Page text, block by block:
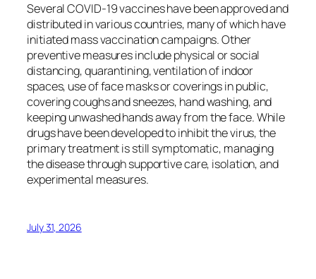
Several COVID-19 vaccines have been approved and
distributed in various countries, many of which have
initiated mass vaccination campaigns. Other
preventive measures include physical or social
distancing, quarantining, ventilation of indoor
spaces, use of face masks or coverings in public,
covering coughs and sneezes, hand washing, and
keeping unwashed hands away from the face. While
drugs have been developed to inhibit the virus, the
primary treatment is still symptomatic, managing
the disease through supportive care, isolation, and
experimental measures.
July 31, 2026